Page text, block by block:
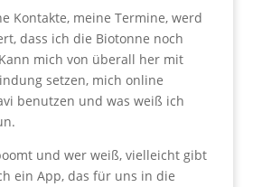
Kontakte, meine Termine, werd
dass ich die Biotonne noch
mich von überall her mit
setzen, mich online
benutzen und was weiß ich
und wer weiß, vielleicht gibt
ein App, das für uns in die